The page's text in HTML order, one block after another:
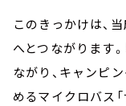
このきっかけは、
へとつながります
ながり、キャンピ
めるマイクロバス